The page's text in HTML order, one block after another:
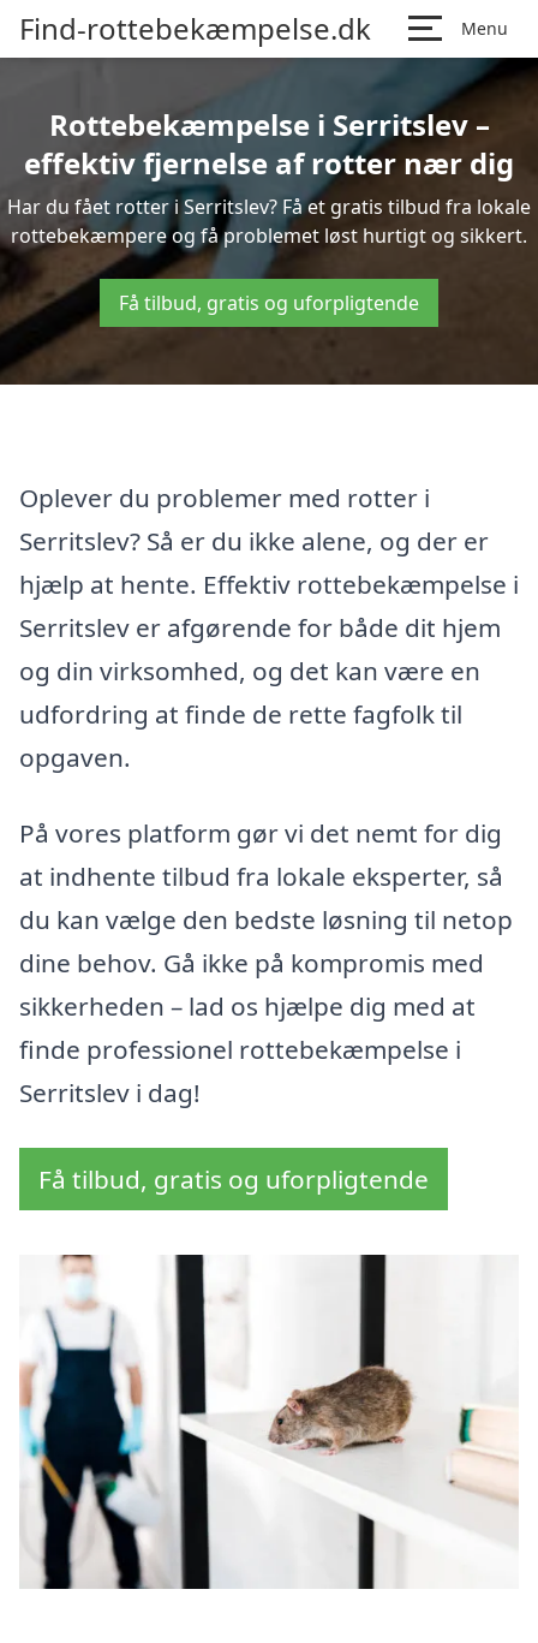
Find-rottebekæmpelse.dk Menu
Rottebekæmpelse i Serritslev –
effektiv fjernelse af rotter nær dig
Har du fået rotter i Serritslev? Få et gratis tilbud fra lokale
rottebekæmpere og få problemet løst hurtigt og sikkert.
Få tilbud, gratis og uforpligtende
Oplever du problemer med rotter i
Serritslev? Så er du ikke alene, og der er
hjælp at hente. Effektiv rottebekæmpelse i
Serritslev er afgørende for både dit hjem
og din virksomhed, og det kan være en
udfordring at finde de rette fagfolk til
opgaven.
På vores platform gør vi det nemt for dig
at indhente tilbud fra lokale eksperter, så
du kan vælge den bedste løsning til netop
dine behov. Gå ikke på kompromis med
sikkerheden – lad os hjælpe dig med at
finde professionel rottebekæmpelse i
Serritslev i dag!
Få tilbud, gratis og uforpligtende